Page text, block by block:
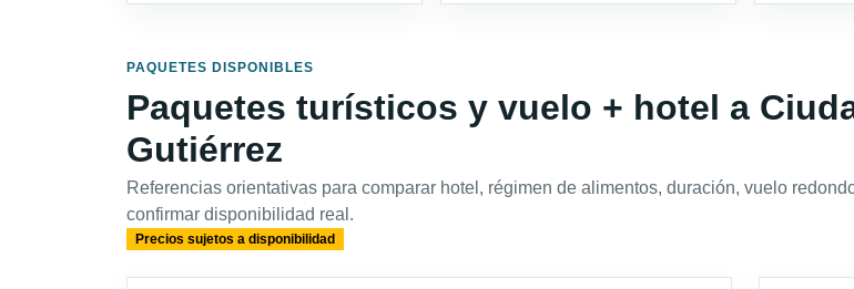
PAQUETES DISPONIBLES
Paquetes turísticos y vuelo + hotel a
Gutiérrez
Referencias orientativas para comparar hotel, régimen de alimentos, duración, vuelo
confirmar disponibilidad real.
Precios sujetos a disponibilidad